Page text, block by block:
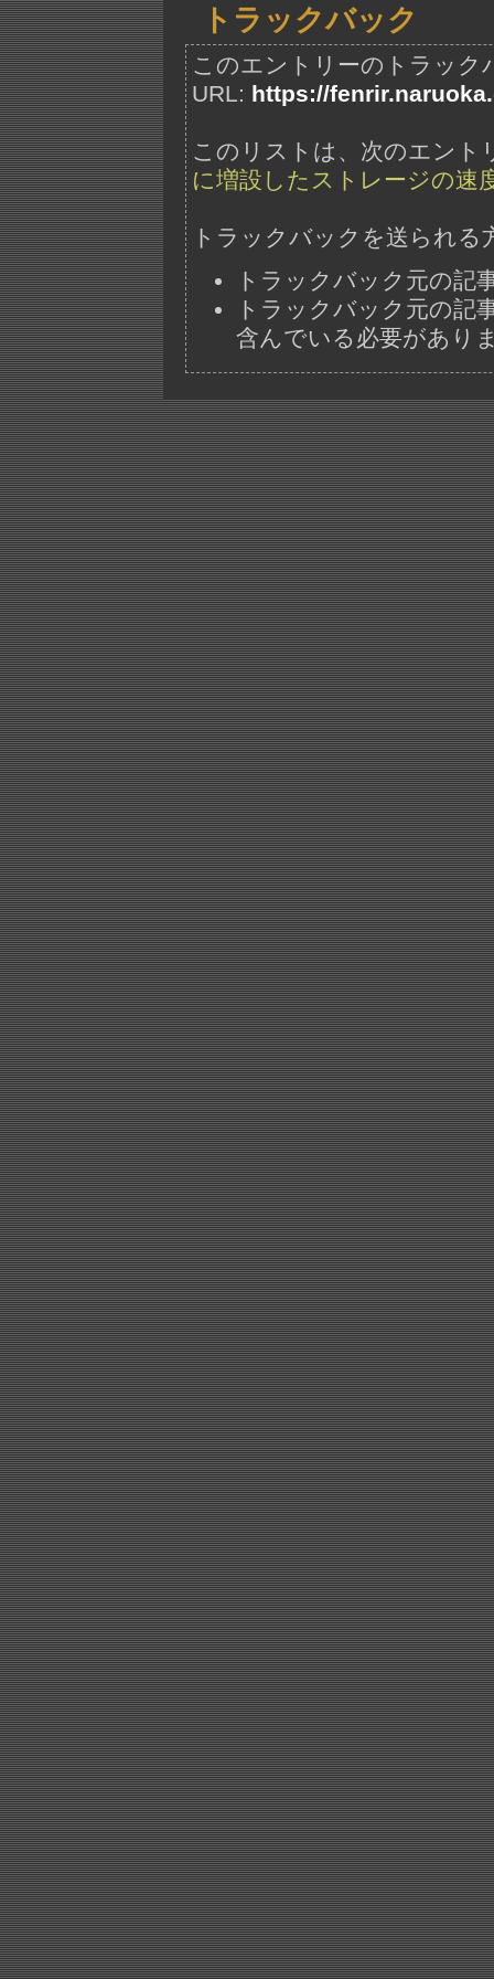
トラックバック
このエントリーのトラック
URL: https://
このリストは、次のエン
に増設したストレージの速
トラックバックを送られる
トラックバック元の記
トラックバック元の記
含んでいる必要があり